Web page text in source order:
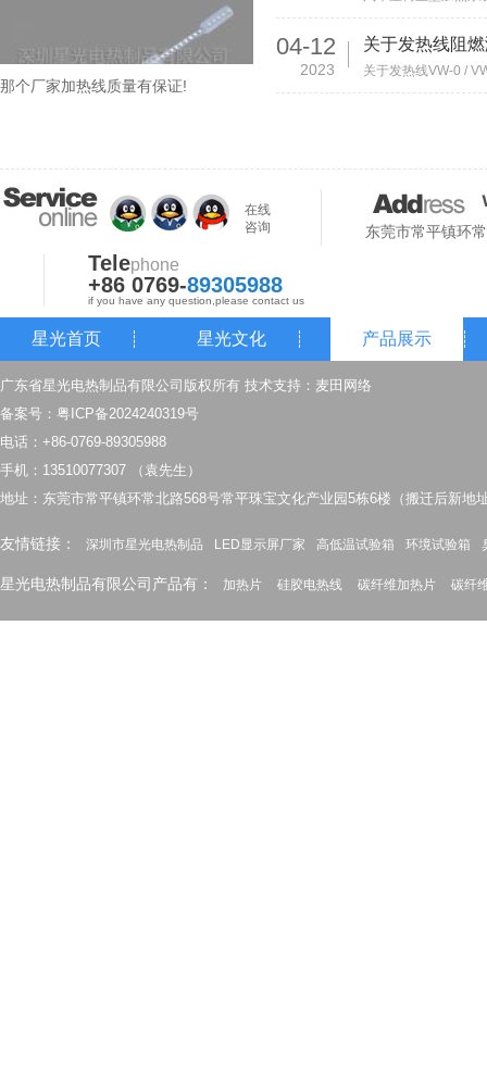
那个厂家加热线质量有保证!
04-12
2023
关于发热线阻
在线
咨询
东莞市常平镇环
Telephone
+86 0769-89305988
if you have any question,please contact us
星光首页 星光文化 产品展示
广东省星光电热制品有限公司版权所有 技术支持： 麦田网络
备案号： 粤ICP备2024240319号
电话：+86-0769-89305988
手机：13510077307 （袁先生）
地址：东莞市常平镇环常北路568号常平珠宝文化产业园5栋6楼（搬迁后新地
友情链接： 深圳市星光电热制品 LED显示屏厂家 高低温试验箱 环境试验箱
星光电热制品有限公司产品有： 加热片 硅胶电热线 碳纤维加热片 碳纤